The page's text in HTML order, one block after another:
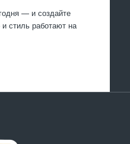
— и создайте
и стиль работают на